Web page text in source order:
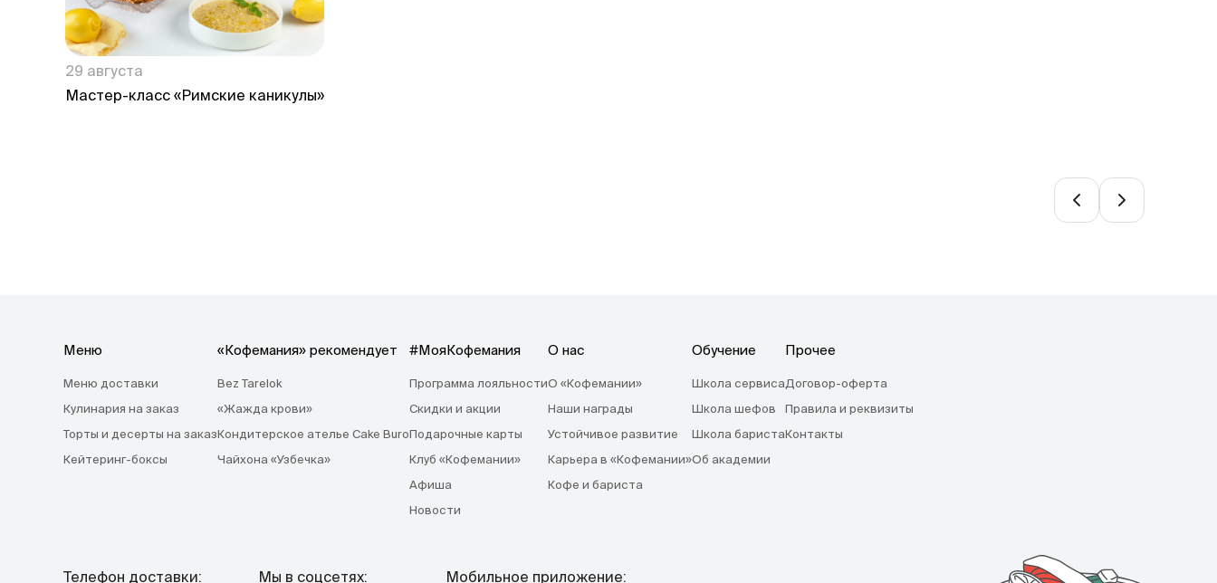
29 августа
Мастер-класс «Римские каникулы»
Меню
Меню доставки
Кулинария на заказ
Торты и десерты на заказ
Кейтеринг-боксы
«Кофемания» рекомендует
Bez Tarelok
«Жажда крови»
Кондитерское ателье Cake Buro
Чайхона «Узбечка»
#МояКофемания
Программа лояльности
Скидки и акции
Подарочные карты
Клуб «Кофемании»
Афиша
Новости
О нас
О «Кофемании»
Наши награды
Устойчивое развитие
Карьера в «Кофемании»
Кофе и бариста
Обучение
Школа сервиса
Школа шефов
Школа бариста
Об академии
Прочее
Договор-оферта
Правила и реквизиты
Контакты
Телефон доставки: Мы в соцсетях: Мобильное приложение: